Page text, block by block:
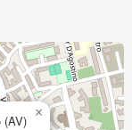
(AV) ×